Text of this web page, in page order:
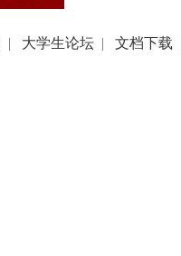
| 大学生论坛 | 文档下载